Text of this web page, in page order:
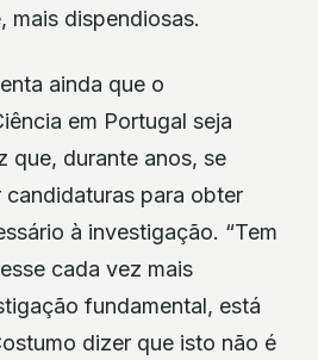
mais dispendiosas.
ainda que o
em Portugal seja
que, durante anos, se
para obter
à investigação. “Tem
cada vez mais
fundamental, está
dizer que isto não é